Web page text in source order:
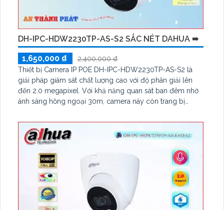
DH-IPC-HDW2230TP-AS-S2 SẮC NÉT DAHUA ➠
1,650,000 ₫
2,400,000 ₫
Thiết bị Camera IP POE DH-IPC-HDW2230TP-AS-S2 là
giải pháp giám sát chất lượng cao với độ phân giải lên
đến 2.0 megapixel. Với khả năng quan sát ban đêm nhờ
ánh sáng hồng ngoại 30m, camera này còn trang bị
chất lượng. Ngoài ra, thiết bị hỗ trợ chuẩn ONVIF, dễ dàng
lắp đặt trong căn hộ, nhà phố, hoặc công trình công
nghiệp